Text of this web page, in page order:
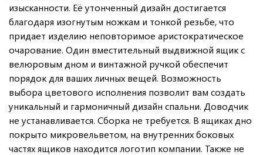
изысканности. Её утонченный дизайн достигается
благодаря изогнутым ножкам и тонкой резьбе, что
придает изделию неповторимое аристократическое
очарование. Один вместительный выдвижной ящик с
велюровым дном и винтажной ручкой обеспечит
порядок для ваших личных вещей. Возможность
выбора цветового исполнения позволит вам создать
уникальный и гармоничный дизайн спальни. Доводчик
не устанавливается. Сборка не требуется. В ящиках дно
покрыто микровельветом, на внутренних боковых
частях ящиков находится логотип компании. Также не